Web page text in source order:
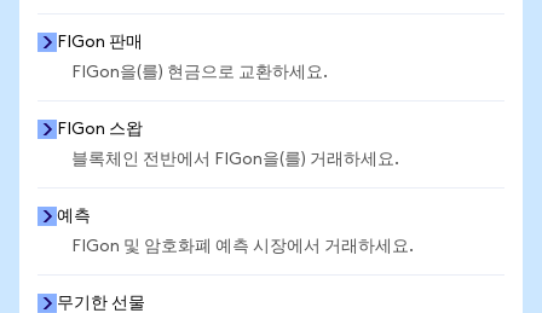
FIGon 판매
FIGon을(를) 현금으로 교환하세요.
FIGon 스왑
블록체인 전반에서 FIGon을(를) 거래하세요.
예측
FIGon 및 암호화폐 예측 시장에서 거래하세요.
무기한 선물